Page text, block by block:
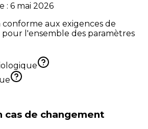
: 6 mai 2026
aux exigences de
l'ensemble des paramètres
cas de changement